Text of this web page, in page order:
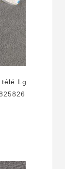
télé Lg